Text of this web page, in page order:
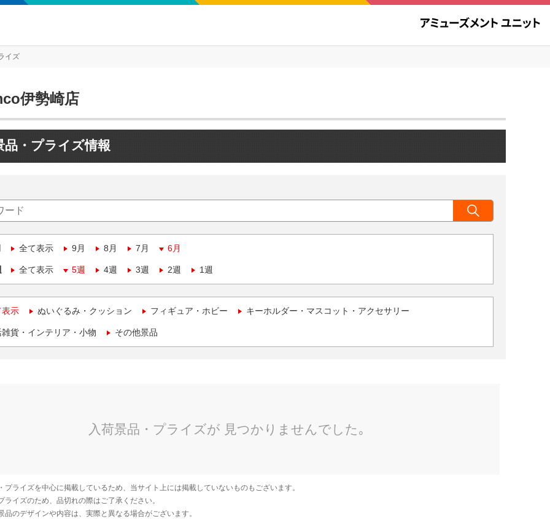
イズ
伊勢崎店
品・プライズ情報
全て表示 9月 8月 7月 6月
全て表示 5週 4週 3週 2週 1週
表示 ぬいぐるみ・クッション フィギュア・ホビー キーホルダー・マスコット・アクセサリー
貨・インテリア・小物 その他景品